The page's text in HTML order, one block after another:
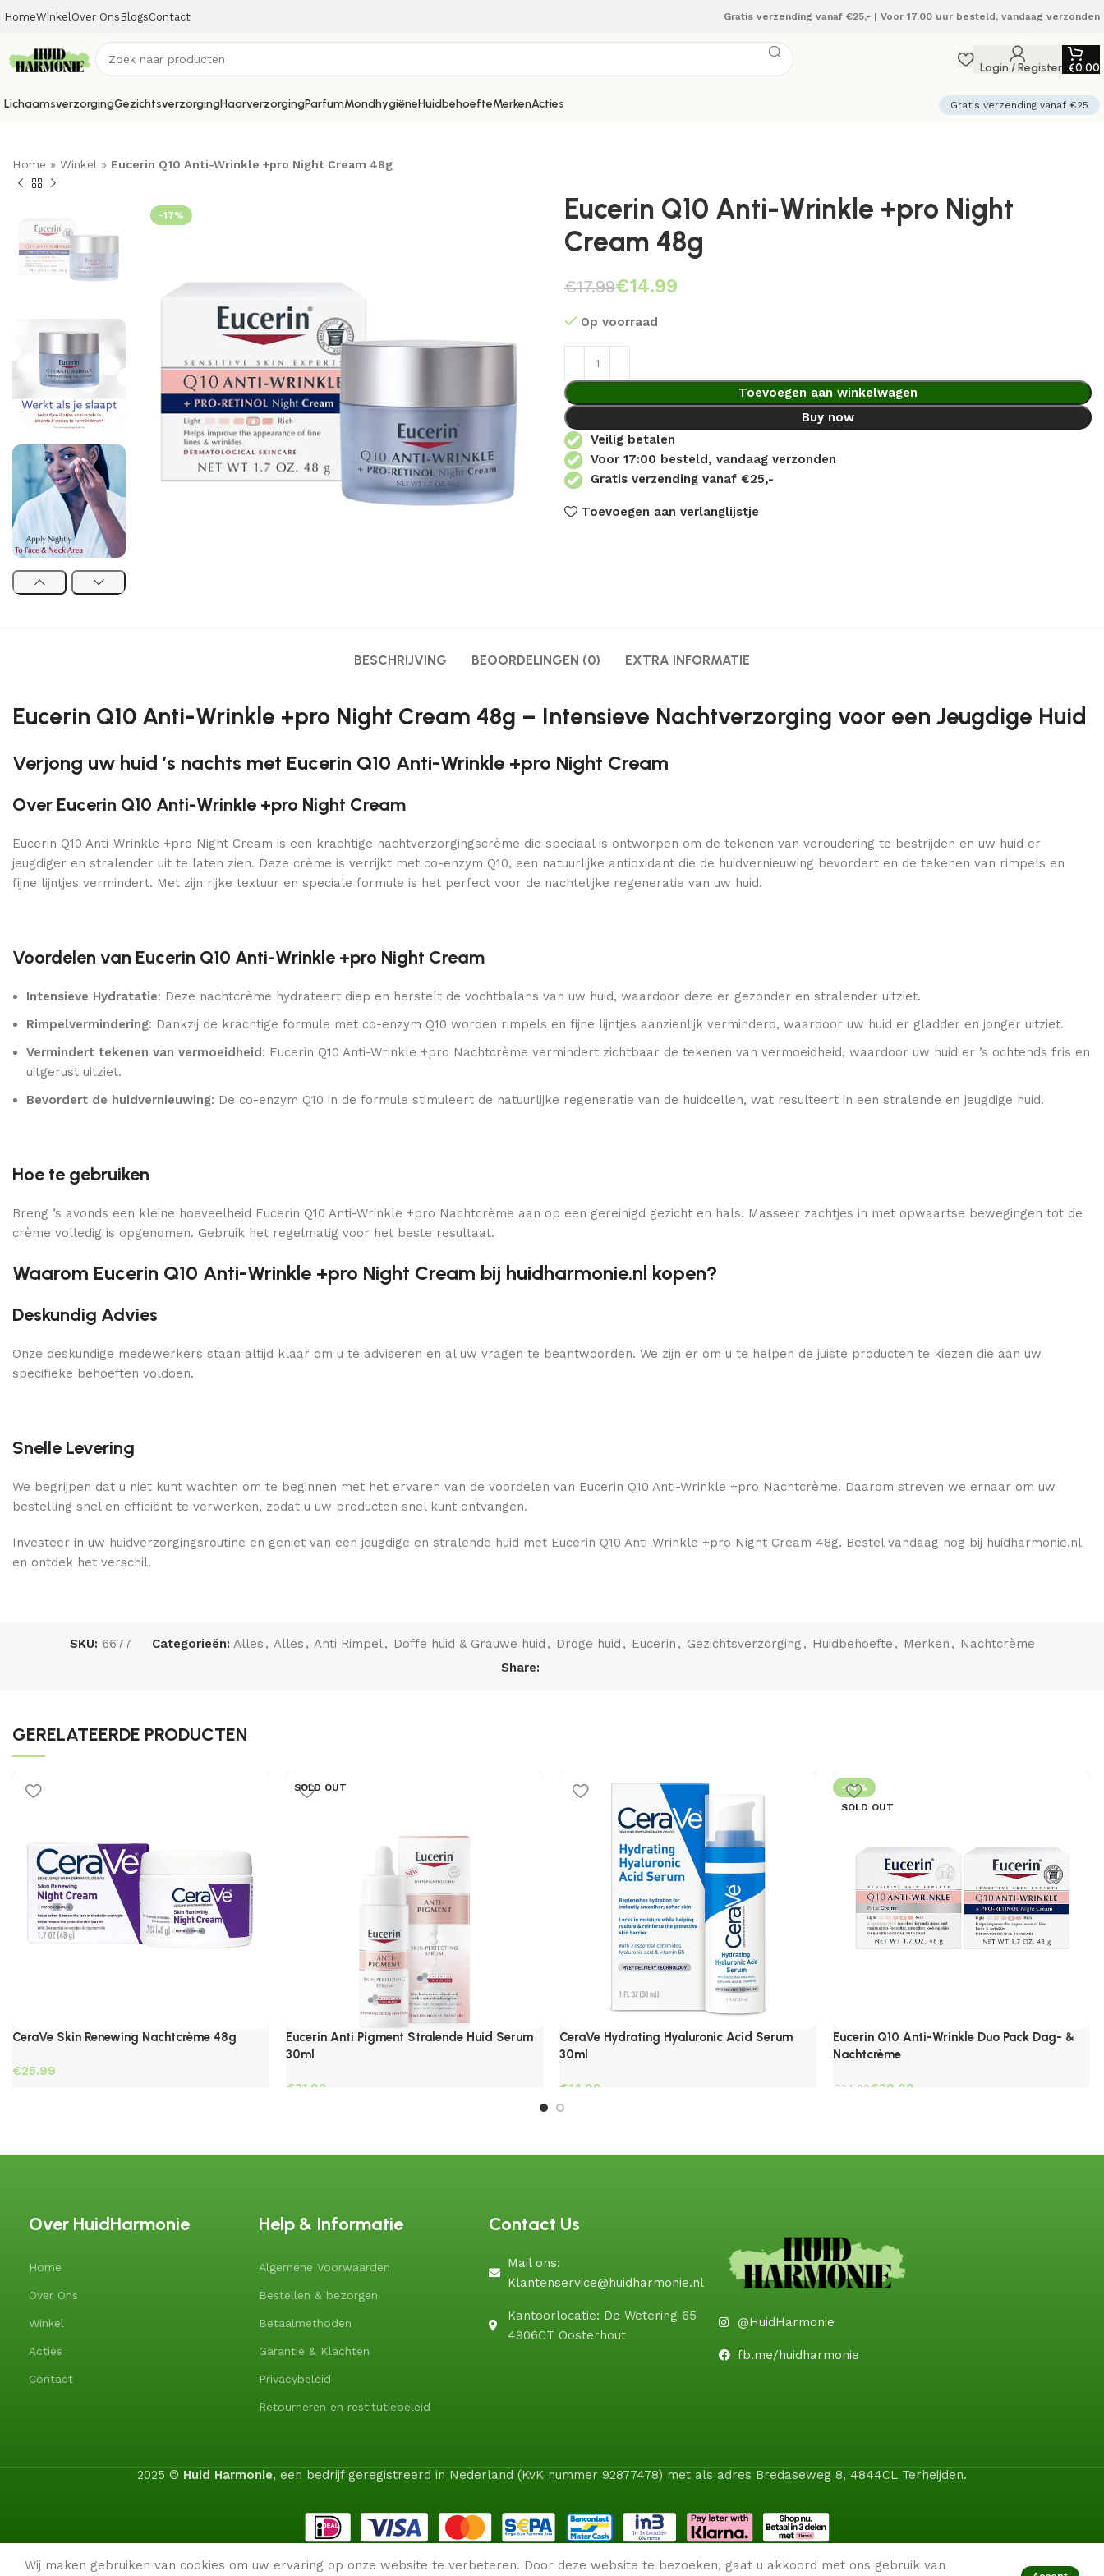
HomeWinkel Over Ons BlogsContact Gratis verzending vanaf €25,- | Voor 17.00 uur besteld, vandaag verzonden
Login / Register €0.00
LichaamsverzorgingGezichtsverzorgingHaarverzorgingParfumMondhygiëneHuidbehoefteMerkenActies Gratis verzending vanaf €25
Home » Winkel » Eucerin Q10 Anti-Wrinkle +pro Night Cream 48g
-17%
Eucerin Q10 Anti-Wrinkle +pro Night
Cream 48g
€17.99€14.99
Op voorraad
Toevoegen aan winkelwagen
Buy now
Veilig betalen
Voor 17:00 besteld, vandaag verzonden
Gratis verzending vanaf €25,-
Toevoegen aan verlanglijstje
BESCHRIJVING BEOORDELINGEN (0) EXTRA INFORMATIE
Eucerin Q10 Anti-Wrinkle +pro Night Cream 48g – Intensieve Nachtverzorging voor een Jeugdige Huid
Verjong uw huid ’s nachts met Eucerin Q10 Anti-Wrinkle +pro Night Cream
Over Eucerin Q10 Anti-Wrinkle +pro Night Cream
Eucerin Q10 Anti-Wrinkle +pro Night Cream is een krachtige nachtverzorgingscrème die speciaal is ontworpen om de tekenen van veroudering te bestrijden en uw huid er
jeugdiger en stralender uit te laten zien. Deze crème is verrijkt met co-enzym Q10, een natuurlijke antioxidant die de huidvernieuwing bevordert en de tekenen van rimpels en
fijne lijntjes vermindert. Met zijn rijke textuur en speciale formule is het perfect voor de nachtelijke regeneratie van uw huid.
Voordelen van Eucerin Q10 Anti-Wrinkle +pro Night Cream
Intensieve Hydratatie: Deze nachtcrème hydrateert diep en herstelt de vochtbalans van uw huid, waardoor deze er gezonder en stralender uitziet.
Rimpelvermindering: Dankzij de krachtige formule met co-enzym Q10 worden rimpels en fijne lijntjes aanzienlijk verminderd, waardoor uw huid er gladder en jonger uitziet.
Vermindert tekenen van vermoeidheid: Eucerin Q10 Anti-Wrinkle +pro Nachtcrème vermindert zichtbaar de tekenen van vermoeidheid, waardoor uw huid er ’s ochtends fris en
uitgerust uitziet.
Bevordert de huidvernieuwing: De co-enzym Q10 in de formule stimuleert de natuurlijke regeneratie van de huidcellen, wat resulteert in een stralende en jeugdige huid.
Hoe te gebruiken
Breng ’s avonds een kleine hoeveelheid Eucerin Q10 Anti-Wrinkle +pro Nachtcrème aan op een gereinigd gezicht en hals. Masseer zachtjes in met opwaartse bewegingen tot de
crème volledig is opgenomen. Gebruik het regelmatig voor het beste resultaat.
Waarom Eucerin Q10 Anti-Wrinkle +pro Night Cream bij huidharmonie.nl kopen?
Deskundig Advies
Onze deskundige medewerkers staan altijd klaar om u te adviseren en al uw vragen te beantwoorden. We zijn er om u te helpen de juiste producten te kiezen die aan uw
specifieke behoeften voldoen.
Snelle Levering
We begrijpen dat u niet kunt wachten om te beginnen met het ervaren van de voordelen van Eucerin Q10 Anti-Wrinkle +pro Nachtcrème. Daarom streven we ernaar om uw
bestelling snel en efficiënt te verwerken, zodat u uw producten snel kunt ontvangen.
Investeer in uw huidverzorgingsroutine en geniet van een jeugdige en stralende huid met Eucerin Q10 Anti-Wrinkle +pro Night Cream 48g. Bestel vandaag nog bij huidharmonie.nl
en ontdek het verschil.
SKU: 6677 Categorieën: Alles , Alles , Anti Rimpel, Doffe huid & Grauwe huid , Droge huid , Eucerin , Gezichtsverzorging , Huidbehoefte , Merken , Nachtcrème
Share:
GERELATEERDE PRODUCTEN
CeraVe Skin Renewing Nachtcrème 48g
€
SOLD OUT
Eucerin Anti Pigment Stralende Huid Serum
30ml
€
CeraVe Hydrating Hyaluronic Acid Serum
30ml
€
-14%
SOLD OUT
Eucerin Q10 Anti-Wrinkle Duo Pack Dag- &
Nachtcrème
€34.99€29.99
Over HuidHarmonie
Home
Over Ons
Winkel
Acties
Contact
Help & Informatie
Algemene Voorwaarden
Bestellen & bezorgen
Betaalmethoden
Garantie & Klachten
Privacybeleid
Retourneren en restitutiebeleid
Contact Us
Mail ons:
Klantenservice@huidharmonie.nl
Kantoorlocatie: De Wetering 65
4906CT Oosterhout
@HuidHarmonie
fb.me/huidharmonie
2025 © Huid Harmonie, een bedrijf geregistreerd in Nederland (KvK nummer 92877478) met als adres Bredaseweg 8, 4844CL Terheijden.
Wij maken gebruiken van cookies om uw ervaring op onze website te verbeteren. Door deze website te bezoeken, gaat u akkoord met ons gebruik van